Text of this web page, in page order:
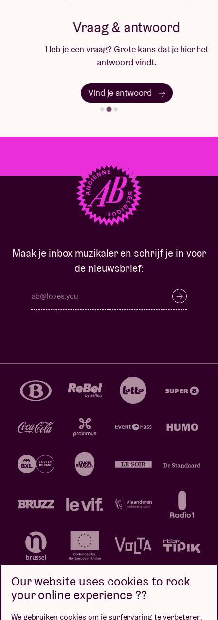
Vraag & antwoord
Heb je een vraag? Grote kans dat je hier het
antwoord vindt.
Vind je antwoord
Maak je inbox muzikaler en schrijf je in voor
de nieuwsbrief:
Privacybeleid Cookiebeleid Verkoopsvoorwaarden
Our website uses cookies to rock
your online experience ??
We gebruiken cookies om je surfervaring te verbeteren,